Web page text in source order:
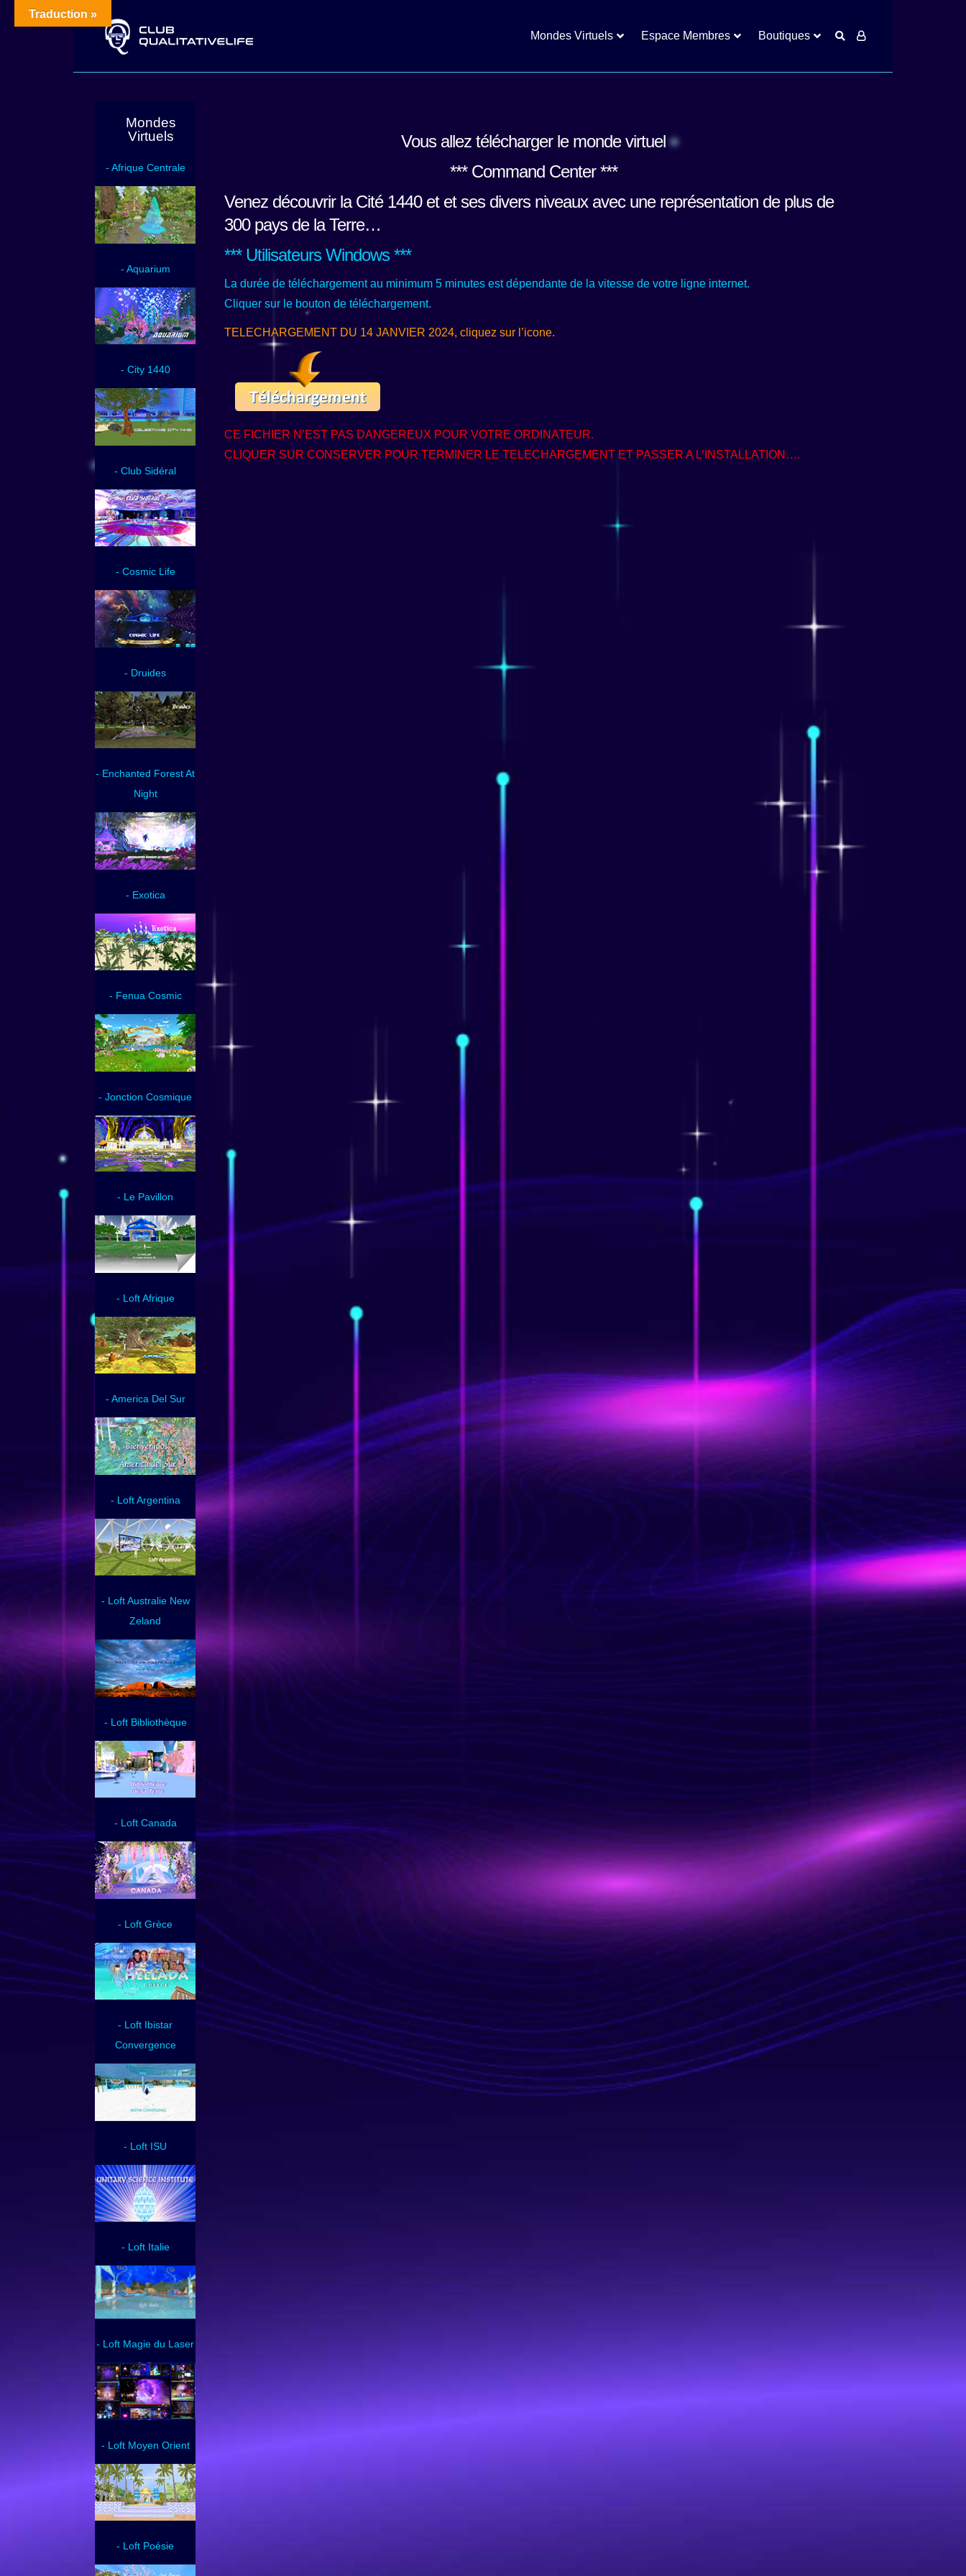
Mondes Virtuels Espace Membres Boutiques
Mondes
Virtuels
- Afrique Centrale
- Aquarium
- City 1440
- Club Sidéral
- Cosmic Life
- Druides
- Enchanted Forest At
Night
- Exotica
- Fenua Cosmic
- Jonction Cosmique
- Le Pavillon
- Loft Afrique
- America Del Sur
- Loft Argentina
- Loft Australie New
Zeland
- Loft Bibliothèque
- Loft Canada
- Loft Grèce
- Loft Ibistar
Convergence
- Loft ISU
- Loft Italie
- Loft Magie du Laser
- Loft Moyen Orient
- Loft Poésie
Vous allez télécharger le monde virtuel
*** Command Center ***
Venez découvrir la Cité 1440 et et ses divers niveaux avec une représentation de plus de
300 pays de la Terre…
*** Utilisateurs Windows ***
La durée de téléchargement au minimum 5 minutes est dépendante de la vitesse de votre ligne internet.
Cliquer sur le bouton de téléchargement.
TELECHARGEMENT DU 14 JANVIER 2024, cliquez sur l’icone.
CE FICHIER N’EST PAS DANGEREUX POUR VOTRE ORDINATEUR.
CLIQUER SUR CONSERVER POUR TERMINER LE TELECHARGEMENT ET PASSER A L’INSTALLATION….
Traduction »